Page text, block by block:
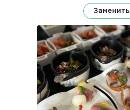
Заменить